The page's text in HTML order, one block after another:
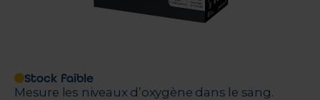
Stock faible
Mesure les niveaux d’oxygène dans le sang.